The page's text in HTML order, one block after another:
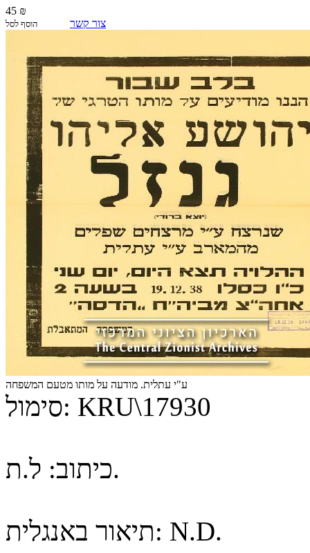
45 ₪
הוסף לסל צור קשר
ע"י עתלית. מודעה על מותו מטעם המשפחה
סימול: KRU\17930
כיתוב:ל.ת.
תיאור באנגלית: N.D.